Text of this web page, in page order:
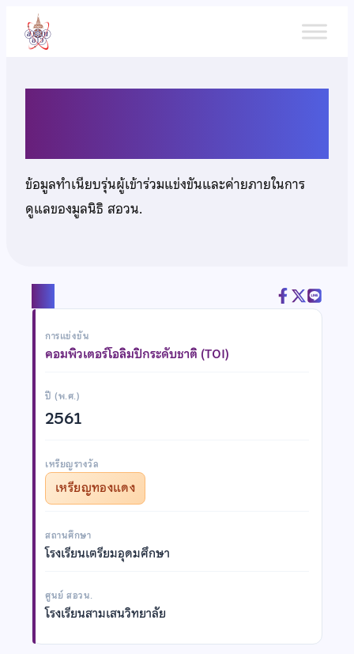
เนื้อหา
ข้อมูลทำเนียบรุ่นผู้เข้าร่วมแข่งขันและค่ายภายในการ
ดูแลของมูลนิธิ สอวน.
การแข่งขัน
คอมพิวเตอร์โอลิมปิกระดับชาติ (TOI)
ปี (พ.ศ.)
2561
เหรียญรางวัล
เหรียญทองแดง
สถานศึกษา
โรงเรียนเตรียมอุดมศึกษา
ศูนย์ สอวน.
โรงเรียนสามเสนวิทยาลัย